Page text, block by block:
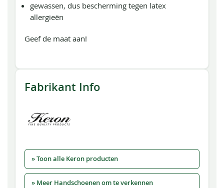
gewassen, dus bescherming tegen latex
allergieën
Geef de maat aan!
Fabrikant Info
» Toon alle Keron producten
» Meer Handschoenen om te verkennen